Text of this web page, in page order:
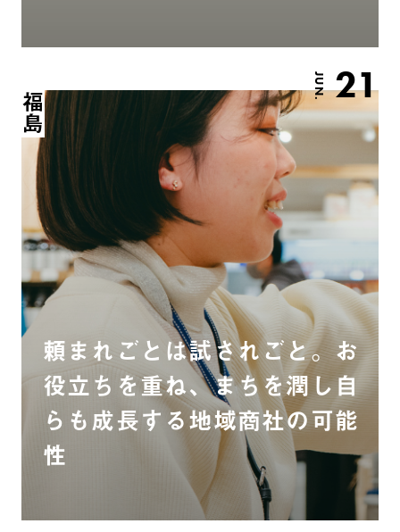
JUN. 21
福島
頼まれごとは試されごと。お
役立ちを重ね、まちを潤し自
らも成長する地域商社の可能
性